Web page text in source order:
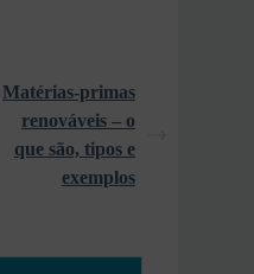
Matérias-primas
renováveis – o
que são, tipos e
exemplos